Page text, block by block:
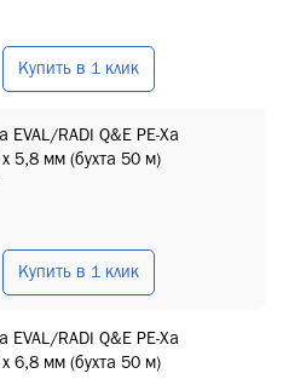
Купить в 1 клик
EVAL/RADI Q&E PE-Xa
5,8 мм (бухта 50 м)
Купить в 1 клик
EVAL/RADI Q&E PE-Xa
6,8 мм (бухта 50 м)